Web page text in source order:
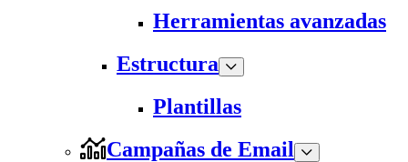
Herramientas avanzadas
Estructura
Plantillas
Campañas de Email